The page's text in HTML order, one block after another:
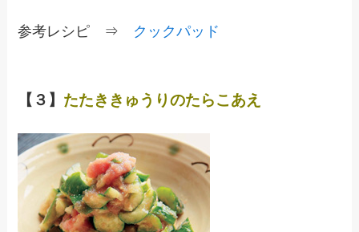
参考レシピ ⇒ クックパッド
【３】 たたききゅうりのたらこあえ